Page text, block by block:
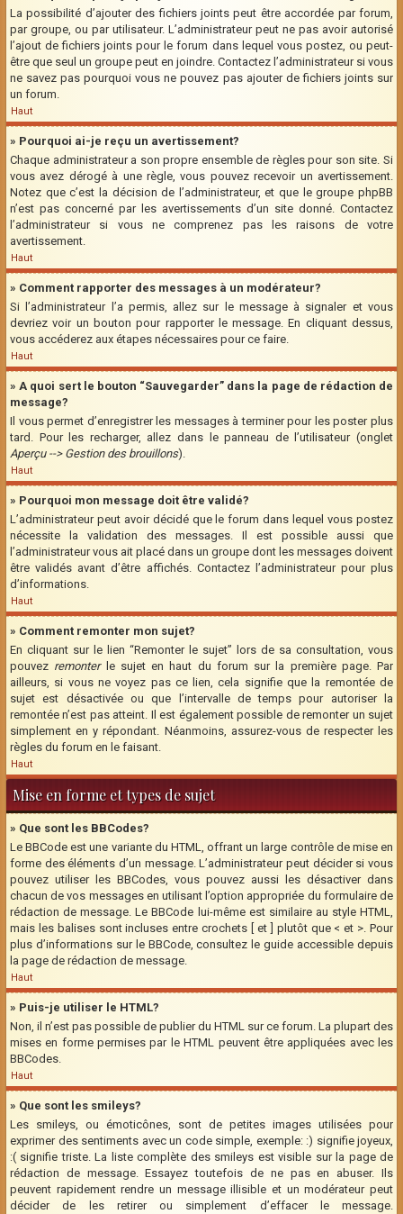
La possibilité d’ajouter des fichiers joints peut être accordée par forum,
par groupe, ou par utilisateur. L’administrateur peut ne pas avoir autorisé
l’ajout de fichiers joints pour le forum dans lequel vous postez, ou peut-
être que seul un groupe peut en joindre. Contactez l’administrateur si vous
ne savez pas pourquoi vous ne pouvez pas ajouter de fichiers joints sur
un forum.
Haut
» Pourquoi ai-je reçu un avertissement?
Chaque administrateur a son propre ensemble de règles pour son site. Si
vous avez dérogé à une règle, vous pouvez recevoir un avertissement.
Notez que c’est la décision de l’administrateur, et que le groupe phpBB
n’est pas concerné par les avertissements d’un site donné. Contactez
l’administrateur si vous ne comprenez pas les raisons de votre
avertissement.
Haut
» Comment rapporter des messages à un modérateur?
Si l’administrateur l’a permis, allez sur le message à signaler et vous
devriez voir un bouton pour rapporter le message. En cliquant dessus,
vous accéderez aux étapes nécessaires pour ce faire.
Haut
» A quoi sert le bouton “Sauvegarder” dans la page de rédaction de
message?
Il vous permet d’enregistrer les messages à terminer pour les poster plus
tard. Pour les recharger, allez dans le panneau de l’utilisateur (onglet
Aperçu --> Gestion des brouillons).
Haut
» Pourquoi mon message doit être validé?
L’administrateur peut avoir décidé que le forum dans lequel vous postez
nécessite la validation des messages. Il est possible aussi que
l’administrateur vous ait placé dans un groupe dont les messages doivent
être validés avant d’être affichés. Contactez l’administrateur pour plus
d’informations.
Haut
» Comment remonter mon sujet?
En cliquant sur le lien “Remonter le sujet” lors de sa consultation, vous
pouvez remonterle sujet en haut du forum sur la première page. Par
ailleurs, si vous ne voyez pas ce lien, cela signifie que la remontée de
sujet est désactivée ou que l’intervalle de temps pour autoriser la
remontée n’est pas atteint. Il est également possible de remonter un sujet
simplement en y répondant. Néanmoins, assurez-vous de respecter les
règles du forum en le faisant.
Haut
Mise en forme et types de sujet
» Que sont les BBCodes?
Le BBCode est une variante du HTML, offrant un large contrôle de mise en
forme des éléments d’un message. L’administrateur peut décider si vous
pouvez utiliser les BBCodes, vous pouvez aussi les désactiver dans
chacun de vos messages en utilisant l’option appropriée du formulaire de
rédaction de message. Le BBCode lui-même est similaire au style HTML,
mais les balises sont incluses entre crochets [ et ] plutôt que < et >. Pour
plus d’informations sur le BBCode, consultez le guide accessible depuis
la page de rédaction de message.
Haut
» Puis-je utiliser le HTML?
Non, il n’est pas possible de publier du HTML sur ce forum. La plupart des
mises en forme permises par le HTML peuvent être appliquées avec les
BBCodes.
Haut
» Que sont les smileys?
Les smileys, ou émoticônes, sont de petites images utilisées pour
exprimer des sentiments avec un code simple, exemple: :) signifie joyeux,
:( signifie triste. La liste complète des smileys est visible sur la page de
rédaction de message. Essayez toutefois de ne pas en abuser. Ils
peuvent rapidement rendre un message illisible et un modérateur peut
décider de les retirer ou simplement d’effacer le message.